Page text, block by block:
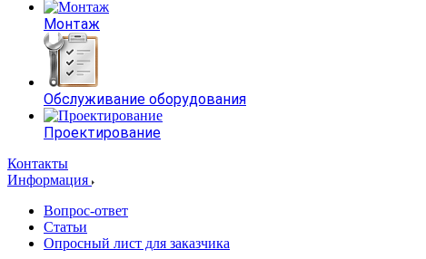
Монтаж
Обслуживание оборудования
Проектирование
Контакты
Информация
Вопрос-ответ
Статьи
Опросный лист для заказчика